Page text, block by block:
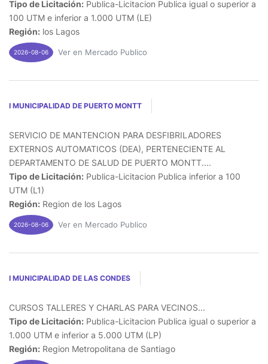
Tipo de Licitación: Publica-Licitacion Publica igual o superior a
100 UTM e inferior a 1.000 UTM (LE)
Región: los Lagos
2026-08-06 Ver en Mercado Publico
I MUNICIPALIDAD DE PUERTO MONTT
SERVICIO DE MANTENCION PARA DESFIBRILADORES
EXTERNOS AUTOMATICOS (DEA), PERTENECIENTE AL
DEPARTAMENTO DE SALUD DE PUERTO MONTT....
Tipo de Licitación: Publica-Licitacion Publica inferior a 100
UTM (L1)
Región: Region de los Lagos
2026-08-06 Ver en Mercado Publico
I MUNICIPALIDAD DE LAS CONDES
CURSOS TALLERES Y CHARLAS PARA VECINOS...
Tipo de Licitación: Publica-Licitacion Publica igual o superior a
1.000 UTM e inferior a 5.000 UTM (LP)
Región: Region Metropolitana de Santiago